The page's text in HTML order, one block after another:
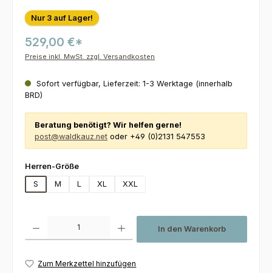
Nur 3 auf Lager!
529,00 €*
Preise inkl. MwSt. zzgl. Versandkosten
Sofort verfügbar, Lieferzeit: 1-3 Werktage (innerhalb
BRD)
Beratung benötigt? Wir helfen gerne!
post@waldkauz.net oder +49 (0)2131 547553
Herren-Größeauswählen
S
M L XL XXL
In den Warenkorb
Zum Merkzettel hinzufügen